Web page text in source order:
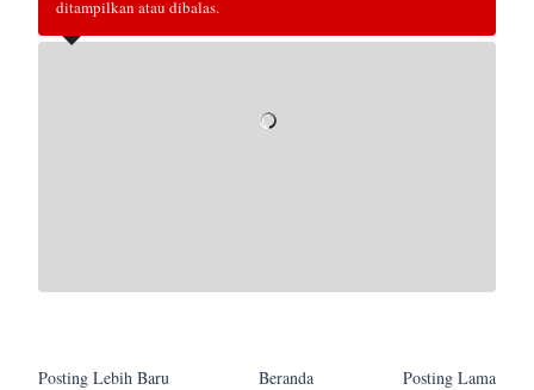
ditampilkan atau dibalas.
Posting Lebih Baru Posting Lama
Beranda